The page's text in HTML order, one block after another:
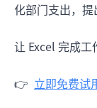
化部门支出，提
让 Excel 完成工
👉 立即免费试